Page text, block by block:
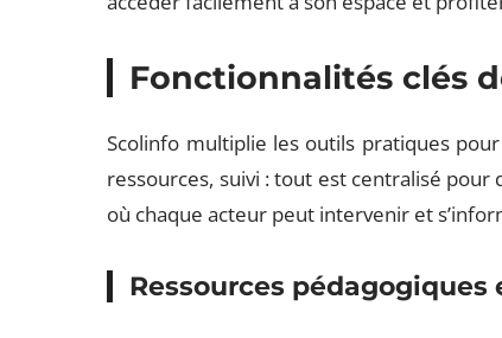
Fonctionnalités clés
Scolinfo multiplie les outils pratiques
ressources, suivi : tout est centralisé pour
où chaque acteur peut intervenir et
Ressources